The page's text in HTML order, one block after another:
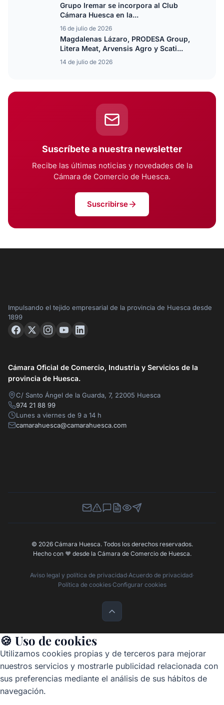
Grupo Iremar se incorpora al Club
Cámara Huesca en la...
16 de julio de 2026
Magdalenas Lázaro, PRODESA Group,
Litera Meat, Arvensis Agro y Scati...
14 de julio de 2026
Suscríbete a nuestra newsletter
Recibe las últimas noticias y novedades de la
Cámara de Comercio de Huesca.
Suscribirse
Impulsando el tejido empresarial de la provincia de Huesca desde
1899
Cámara Oficial de Comercio, Industria y Servicios de la
provincia de Huesca.
C/ Santo Ángel de la Guarda, 7, 22005 Huesca
974 21 88 99
Lunes a viernes de 9 a 14 h
camarahuesca@camarahuesca.com
Newsletter
Canal de Denuncias
Buzón de Sugerencias
Perfil Contratante
Ley de Transparencia
Contacta con nosotros
© 2026 Cámara Huesca. Todos los derechos reservados.
Hecho con ❤️ desde la Cámara de Comercio de Huesca.
Aviso legal y política de privacidad·Acuerdo de privacidad·
Política de cookies·Configurar cookies
🍪 Uso de cookies
Utilizamos cookies propias y de terceros para mejorar
nuestros servicios y mostrarle publicidad relacionada con
sus preferencias mediante el análisis de sus hábitos de
navegación.